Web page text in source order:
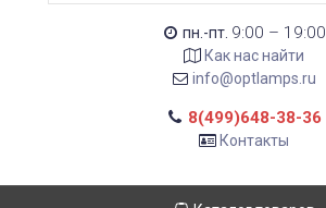
пн.-пт. 9:00 – 19:00
Как нас найти
info@optlamps.ru
8(499)648-38-36
Контакты